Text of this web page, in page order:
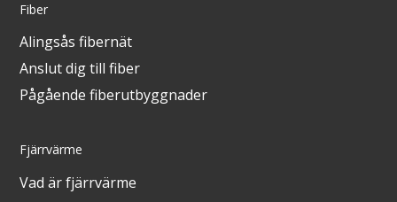
Fiber
Alingsås fibernät
Anslut dig till fiber
Pågående fiberutbyggnader
Fjärrvärme
Vad är fjärrvärme